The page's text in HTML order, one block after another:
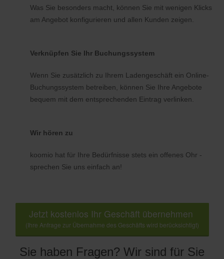
Was Sie besonders macht, können Sie mit wenigen Klicks
am Angebot konfigurieren und allen Kunden zeigen.
Verknüpfen Sie Ihr Buchungssystem
Wenn Sie zusätzlich zu Ihrem Ladengeschäft ein Online-
Buchungssystem betreiben, können Sie Ihre Angebote
bequem mit dem entsprechenden Eintrag verlinken.
Wir hören zu
koomio hat für Ihre Bedürfnisse stets ein offenes Ohr -
sprechen Sie uns einfach an!
Jetzt kostenlos Ihr Geschäft übernehmen
(Ihre Anfrage zur Übernahme des Geschäfts wird berücksichtigt)
Sie haben Fragen? Wir sind für Sie